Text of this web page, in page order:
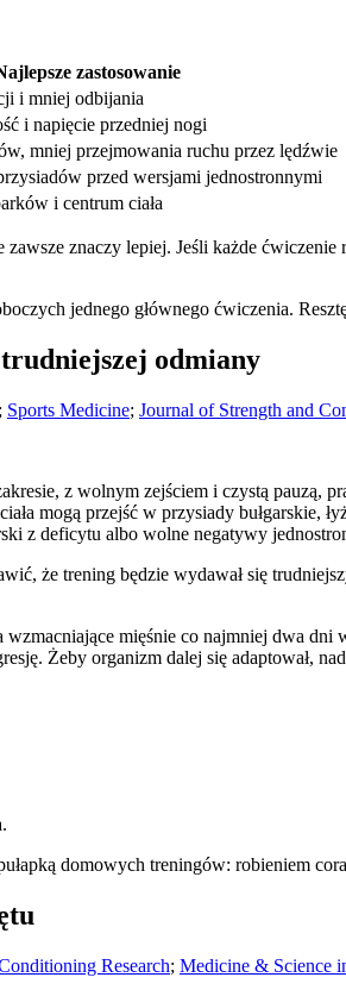
zastosowanie
i mniej odbijania
i napięcie przedniej nogi
mniej przejmowania ruchu przez lędźwie
przed wersjami jednostronnymi
i centrum ciała
znaczy lepiej. Jeśli każde
jednego głównego ćwiczenia.
odmiany
; Sports Medicine; Journal of Strength and
z wolnym zejściem i czystą pauzą,
mogą przejść w przysiady
z deficytu albo wolne negatywy
że trening będzie wydawał się
wzmacniające mięśnie co najmniej dwa
Żeby organizm dalej się adaptował,
domowych treningów: robieniem
Research; Medicine & Science